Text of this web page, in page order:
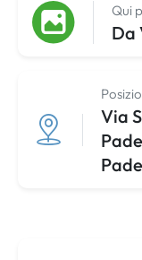
Qui
Da
Via